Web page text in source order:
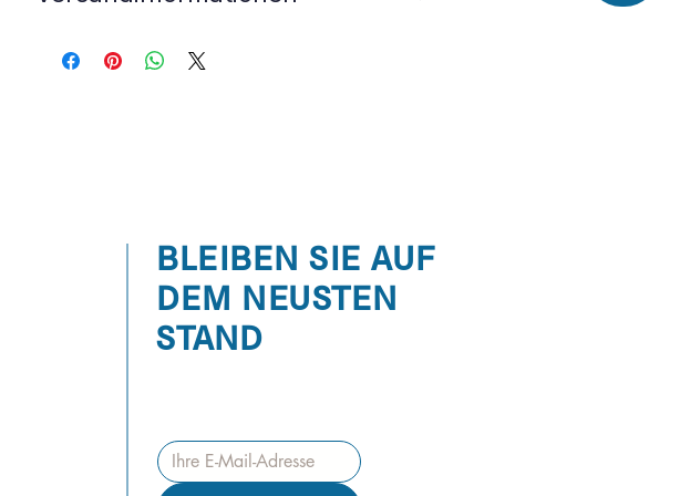
Einfache Rückgaben & Umtausch
Unkomplizierte Handhabung
Versandmethoden
, der
BLEIBEN SIE AUF
DEM NEUSTEN
STAND